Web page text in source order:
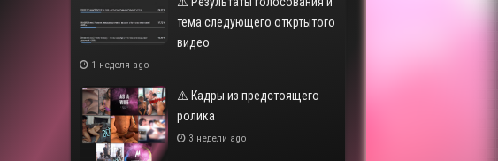
тема следующего откртытого
видео
1 неделя ago
⚠️ Кадры из предстоящего
ролика
3 недели ago